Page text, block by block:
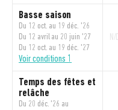
Basse saison
Du 12 oct. au 19 déc. '26
Du 12 avril au 20 juin '27
Du 12 oct. au 19 déc. '27
Voir conditions 1
Temps des fêtes et
relâche
Du 20 déc. '26 au